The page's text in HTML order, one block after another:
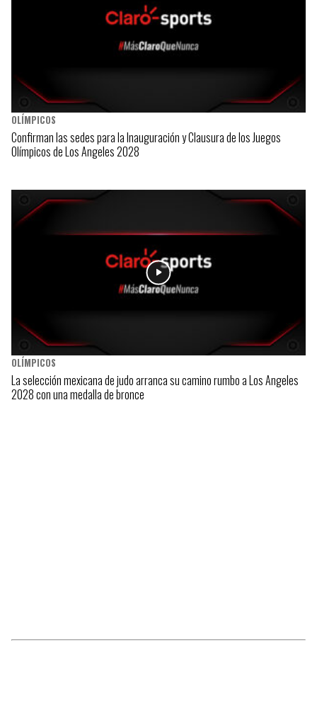
OLÍMPICOS
Confirman las sedes para la Inauguración y Clausura de los Juegos
Olímpicos de Los Angeles 2028
OLÍMPICOS
La selección mexicana de judo arranca su camino rumbo a Los Angeles
2028 con una medalla de bronce